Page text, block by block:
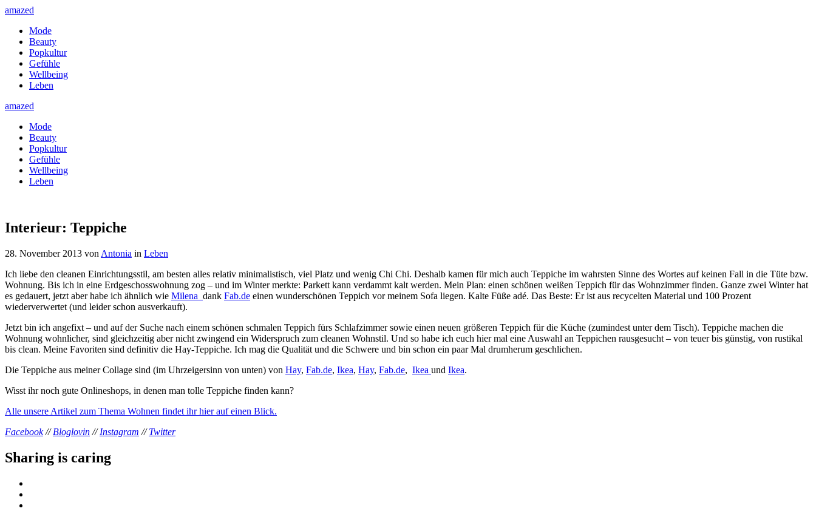
amazed
Mode
Beauty
Popkultur
Gefühle
Wellbeing
Leben
amazed
Mode
Beauty
Popkultur
Gefühle
Wellbeing
Leben
Interieur: Teppiche
28. November 2013 von Antonia in Leben
Ich liebe den cleanen Einrichtungsstil, am besten alles relativ minimalistisch, viel Platz und wenig Chi Chi. Deshalb kamen für mich auch Teppiche im wahrsten Sinne des Wortes auf keinen Fall in die Tüte bzw.
Wohnung. Bis ich in eine Erdgeschosswohnung zog – und im Winter merkte: Parkett kann verdammt kalt werden. Mein Plan: einen schönen weißen Teppich für das Wohnzimmer finden. Ganze zwei Winter hat
es gedauert, jetzt aber habe ich ähnlich wie Milena dank Fab.de einen wunderschönen Teppich vor meinem Sofa liegen. Kalte Füße adé. Das Beste: Er ist aus recycelten Material und 100 Prozent
wiederverwertet (und leider schon ausverkauft).
Jetzt bin ich angefixt – und auf der Suche nach einem schönen schmalen Teppich fürs Schlafzimmer sowie einen neuen größeren Teppich für die Küche (zumindest unter dem Tisch). Teppiche machen die
Wohnung wohnlicher, sind gleichzeitig aber nicht zwingend ein Widerspruch zum cleanen Wohnstil. Und so habe ich euch hier mal eine Auswahl an Teppichen rausgesucht – von teuer bis günstig, von rustikal
bis clean. Meine Favoriten sind definitiv die Hay-Teppiche. Ich mag die Qualität und die Schwere und bin schon ein paar Mal drumherum geschlichen.
Die Teppiche aus meiner Collage sind (im Uhrzeigersinn von unten) von Hay, Fab.de, Ikea, Hay, Fab.de, Ikea und Ikea.
Wisst ihr noch gute Onlineshops, in denen man tolle Teppiche finden kann?
Alle unsere Artikel zum Thema Wohnen findet ihr hier auf einen Blick.
Facebook//Bloglovin //Instagram //Twitter
Sharing is caring